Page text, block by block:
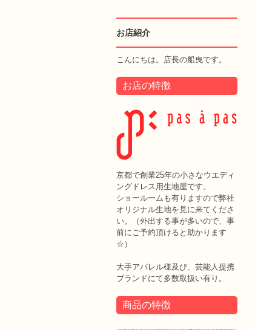
お店紹介
こんにちは。店長の船曳です。
お店の特徴
京都で創業25年の小さなウエディ
ングドレス用生地屋です。
ショールームも有りますので弊社
オリジナル生地を見に来てくださ
い。（外出する事が多いので、事
前にご予約頂けると助かります
☆）
大手アパレル様及び、芸能人提携
ブランドにて多数取扱い有り。
商品の特徴